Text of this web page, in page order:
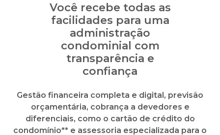
Gestão financeira completa e digital, previsão
orçamentária, cobrança a devedores e
diferenciais, como o cartão de crédito do
condomínio** e assessoria especializada para o
eSocial e a EFD-Reinf. Além disso, com o app CIPA
Condomínios, síndicos e condôminos têm acesso
a funcionalidades como 2ª via de boletos,
extratos, aviso de encomendas, dentre outras.